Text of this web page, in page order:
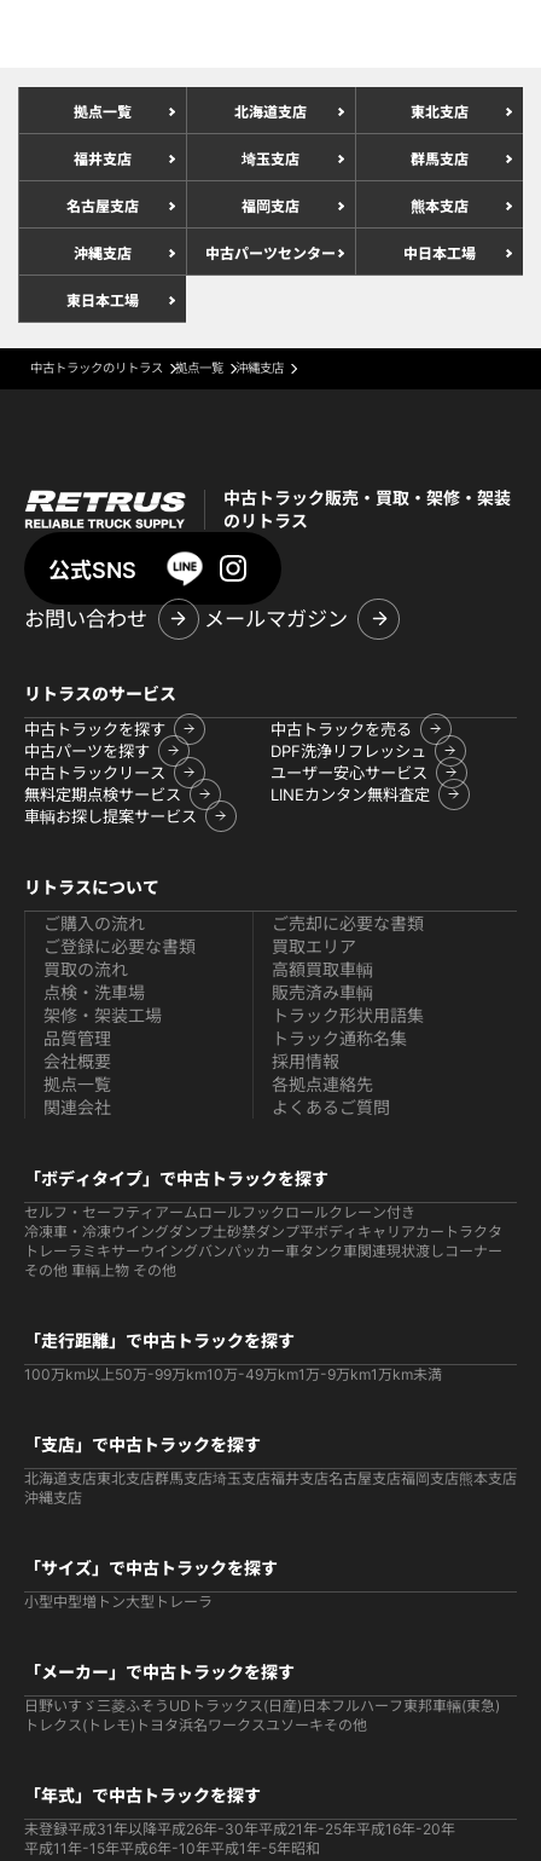
拠点一覧 北海道支店 東北支店
福井支店 埼玉支店 群馬支店
名古屋支店 福岡支店 熊本支店
沖縄支店 中古パーツセンター 中日本工場
東日本工場
中古トラックのリトラス 拠点一覧 沖縄支店
中古トラック販売・買取・架修・架装
のリトラス
公式SNS
お問い合わせ
メールマガジン
リトラスのサービス
中古トラックを探す
中古トラックを売る
中古パーツを探す
DPF洗浄リフレッシュ
中古トラックリース
ユーザー安心サービス
無料定期点検サービス
LINEカンタン無料査定
車輌お探し提案サービス
リトラスについて
ご購入の流れ
ご登録に必要な書類
買取の流れ
ご売却に必要な書類
買取エリア
高額買取車輌
点検・洗車場
架修・架装工場
品質管理
販売済み車輌
トラック形状用語集
トラック通称名集
会社概要
拠点一覧
関連会社
採用情報
各拠点連絡先
よくあるご質問
「ボディタイプ」で中古トラックを探す
セルフ・セーフティ アームロールフックロールクレーン付き
冷凍車・冷凍ウイングダンプ土砂禁ダンプ平ボディ キャリアカー トラクタ
トレーラ ミキサーウイングバンパッカー車タンク車関連現状渡しコーナー
その他 車輌上物 その他
「走行距離」で中古トラックを探す
100万km以上50万-99万km10万-49万km1万-9万km1万km未満
「支店」で中古トラックを探す
北海道支店東北支店群馬支店埼玉支店福井支店名古屋支店福岡支店熊本支店
沖縄支店
「サイズ」で中古トラックを探す
小型中型増トン大型 トレーラ
「メーカー」で中古トラックを探す
日野いすゞ 三菱ふそう UDトラックス(日産) 日本フルハーフ 東邦車輛(東急)
トレクス(トレモ) トヨタ浜名ワークスユソーキその他
「年式」で中古トラックを探す
未登録平成31年以降平成26年-30年平成21年-25年平成16年-20年
平成11年-15年平成6年-10年平成1年-5年昭和